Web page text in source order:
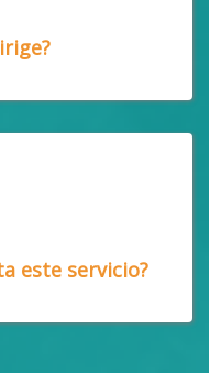
este servicio?